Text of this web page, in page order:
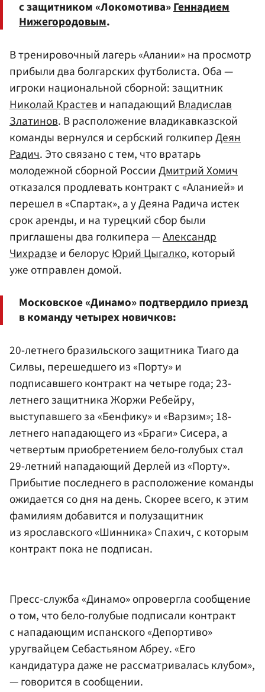
с защитником «Локомотива»Геннадием
Нижегородовым.
В тренировочный лагерь «Алании» на просмотр
прибыли два болгарских футболиста. Оба —
игроки национальной сборной: защитник
Николай Крастеви нападающийВладислав
Златинов. В расположение владикавказской
команды вернулся и сербский голкиперДеян
Радич. Это связано с тем, что вратарь
молодежной сборной РоссииДмитрий Хомич
отказался продлевать контракт с «Аланией» и
перешел в «Спартак», а у Деяна Радича истек
срок аренды, и на турецкий сбор были
приглашены два голкипера —Александр
Чихрадзеи белорусЮрий Цыгалко, который
уже отправлен домой.
Московское «Динамо» подтвердило приезд
в команду четырех новичков:
20-летнего бразильского защитника Тиаго да
Силвы, перешедшего из «Порту» и
подписавшего контракт на четыре года; 23-
летнего защитника Жоржи Ребейру,
выступавшего за «Бенфику» и «Варзим»; 18-
летнего нападающего из «Браги» Сисера, а
четвертым приобретением бело-голубых стал
29-летний нападающий Дерлей из «Порту».
Прибытие последнего в расположение команды
ожидается со дня на день. Скорее всего, к этим
фамилиям добавится и полузащитник
из ярославского «Шинника» Спахич, с которым
контракт пока не подписан.
Пресс-служба «Динамо» опровергла сообщение
о том, что бело-голубые подписали контракт
с нападающим испанского «Депортиво»
уругвайцем Себастьяном Абреу. «Его
кандидатура даже не рассматривалась клубом»,
— говорится в сообщении.